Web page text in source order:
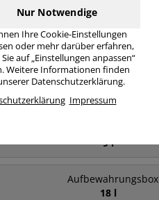
Aufbewahrungsbox
64 l
Aufbewahrungsbox
9 l
Aufbewahrungsbox
18 l
Nur Notwendige
Ihre Cookie-Einstellungen
oder mehr darüber erfahren,
auf „Einstellungen anpassen“
Weitere Informationen finden
Datenschutzerklärung.
Impressum